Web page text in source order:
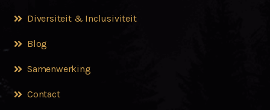
Diversiteit & Inclusiviteit
Blog
Samenwerking
Contact